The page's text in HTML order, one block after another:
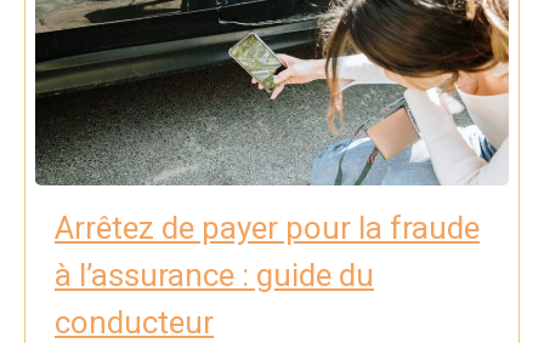
Arrêtez de payer pour la fraude
à l’assurance : guide du
conducteur